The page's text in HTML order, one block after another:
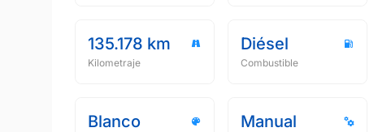
135.178 km
Kilometraje
Diésel
Combustible
Blanco Manual